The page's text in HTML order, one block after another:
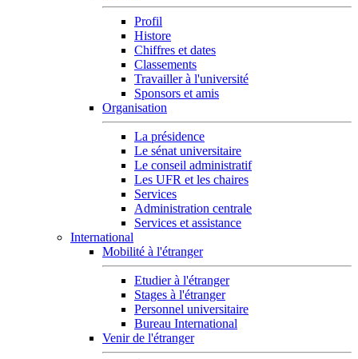
Profil
Histore
Chiffres et dates
Classements
Travailler à l'université
Sponsors et amis
Organisation
La présidence
Le sénat universitaire
Le conseil administratif
Les UFR et les chaires
Services
Administration centrale
Services et assistance
International
Mobilité à l'étranger
Etudier à l'étranger
Stages à l'étranger
Personnel universitaire
Bureau International
Venir de l'étranger